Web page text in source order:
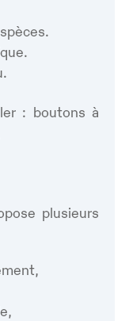
: boutons à
plusieurs